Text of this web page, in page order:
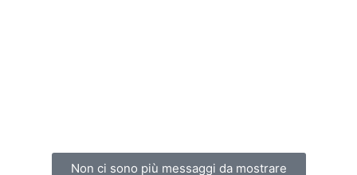
Non ci sono più messaggi da mostrare